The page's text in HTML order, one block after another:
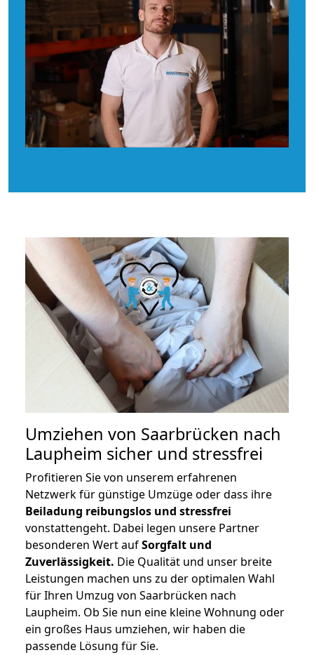
Umziehen von Saarbrücken nach
Laupheim sicher und stressfrei
Profitieren Sie von unserem erfahrenen
Netzwerk für günstige Umzüge oder dass ihre
Beiladung reibungslos und stressfrei
vonstattengeht. Dabei legen unsere Partner
besonderen Wert aufSorgfalt und
Zuverlässigkeit. Die Qualität und unser breite
Leistungen machen uns zu der optimalen Wahl
für Ihren Umzug von Saarbrücken nach
Laupheim. Ob Sie nun eine kleine Wohnung oder
ein großes Haus umziehen, wir haben die
passende Lösung für Sie.